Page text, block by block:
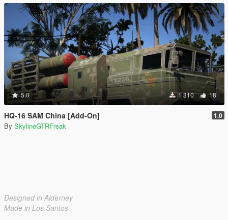
5.0 1 310 18
HQ-16 SAM China [Add-On] 1.0
By SkylineGTRFreak
Designed in Alderney
Made in Los Santos